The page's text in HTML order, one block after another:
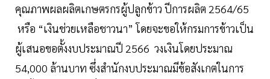
คุณภาพผลผลิตเกษตรกรผู้ปลูกข้าว ปีการผลิต 2564/65
หรือ “เงินช่วยเหลือชาวนา” โดยจะขอให้กรมการข้าวเป็น
ผู้เสนอขอตั้งงบประมาณปี 2566 วงเงินโดยประมาณ
54,000 ล้านบาท ซึ่งสำนักงบประมาณมีข้อสังเกตในการ